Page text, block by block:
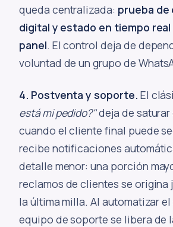
queda centralizada: prueba de
digital y estado en tiempo
panel. El control deja de
voluntad de un grupo de
4. Postventa y soporte. El
está mi pedido?"deja de
cuando el cliente final puede
recibe notificaciones
detalle menor: una porción
reclamos de clientes se origina
la última milla. Al automatizar
equipo de soporte se libera de